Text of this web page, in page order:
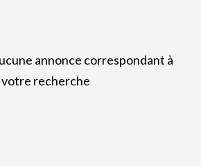
annonce correspondant à
votre recherche